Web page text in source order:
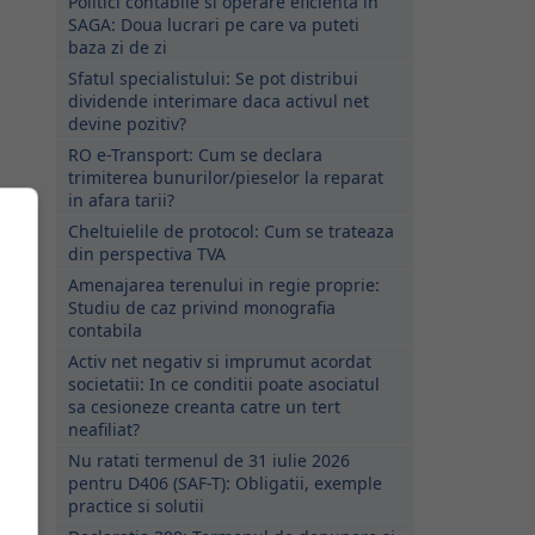
SAGA: Doua lucrari pe care va puteti
baza zi de zi
Sfatul specialistului: Se pot distribui
dividende interimare daca activul net
devine pozitiv?
RO e-Transport: Cum se declara
trimiterea bunurilor/pieselor la reparat
in afara tarii?
Cheltuielile de protocol: Cum se trateaza
din perspectiva TVA
Amenajarea terenului in regie proprie:
Studiu de caz privind monografia
contabila
Activ net negativ si imprumut acordat
societatii: In ce conditii poate asociatul
sa cesioneze creanta catre un tert
neafiliat?
Nu ratati termenul de 31 iulie 2026
pentru D406 (SAF-T): Obligatii, exemple
practice si solutii